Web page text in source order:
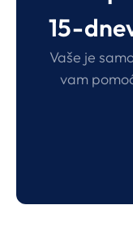
15-
Vaše je
vam